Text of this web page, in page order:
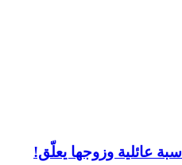
عائلية وزوجها يعلّق!